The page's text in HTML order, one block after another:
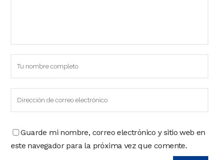
Guarde mi nombre, correo electrónico y sitio web en
este navegador para la próxima vez que comente.